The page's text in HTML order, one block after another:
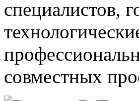
специалистов,
совместных